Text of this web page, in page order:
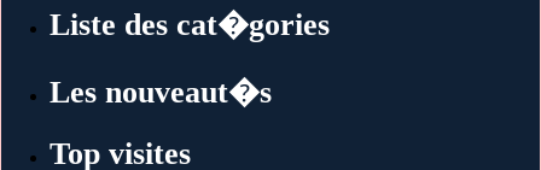
Liste des cat�gories
Les nouveaut�s
Top visites